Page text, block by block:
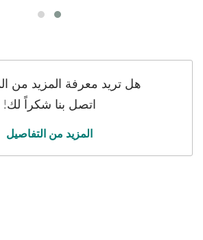
هل تريد معرفة المزيد من
اتصل بنا شكراً لك!
المزيد من التفاصيل